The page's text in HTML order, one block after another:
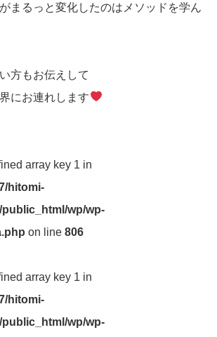
まるっと変化したのはメソッドを学ん
方もお伝えして
にお連れします
array key 1 in
hitomi-
wp/wp-
on line806
array key 1 in
hitomi-
wp/wp-